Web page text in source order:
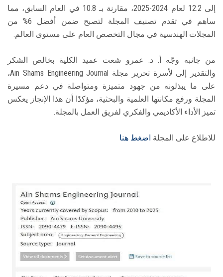
إلى 12.2 لعام 2024-2025، مقارنة بـ 10.8 في العام السابق، مما
ساهم في تقدم تصنيف المجلة لتصبح ضمن أفضل 6% من
المجلات الهندسية في مجال التخصص العام على مستوى العالم.
من جانبه وجّه أ. د. عمرو شعت عميد الكلية بخالص الشكر
والتقدير إلى لأسرة تحرير مجلة Ain Shams Engineering Journal،
على ما يبذلونه من جهود متميزة ومتواصلة في دعم مسيرة
المجلة ورفع مكانتها العلمية والبحثية، مؤكدًا أن هذا الإنجاز يعكس
تميز الأداء الأكاديمي والفكري لفريق العمل بالمجلة.
للاطلاع على المجلة اضغط هنا